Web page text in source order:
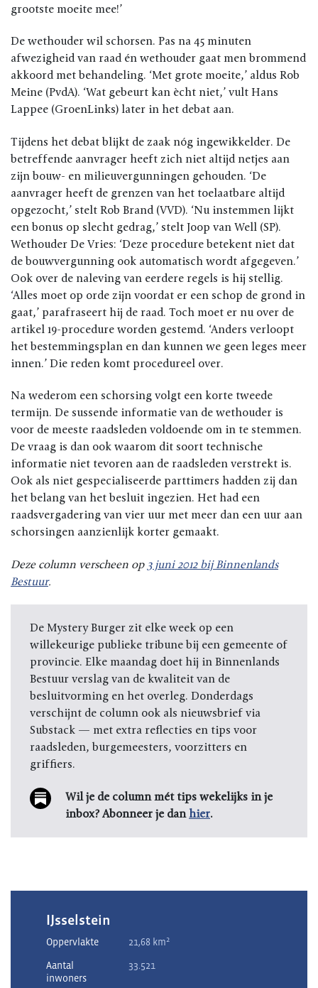
grootste moeite mee!’
De wethouder wil schorsen. Pas na 45 minuten
afwezigheid van raad én wethouder gaat men brommend
akkoord met behandeling. ‘Met grote moeite,’ aldus Rob
Meine (PvdA). ‘Wat gebeurt kan ècht niet,’ vult Hans
Lappee (GroenLinks) later in het debat aan.
Tijdens het debat blijkt de zaak nóg ingewikkelder. De
betreffende aanvrager heeft zich niet altijd netjes aan
zijn bouw- en milieuvergunningen gehouden. ‘De
aanvrager heeft de grenzen van het toelaatbare altijd
opgezocht,’ stelt Rob Brand (VVD). ‘Nu instemmen lijkt
een bonus op slecht gedrag,’ stelt Joop van Well (SP).
Wethouder De Vries: ‘Deze procedure betekent niet dat
de bouwvergunning ook automatisch wordt afgegeven.’
Ook over de naleving van eerdere regels is hij stellig.
‘Alles moet op orde zijn voordat er een schop de grond in
gaat,’ parafraseert hij de raad. Toch moet er nu over de
artikel 19-procedure worden gestemd. ‘Anders verloopt
het bestemmingsplan en dan kunnen we geen leges meer
innen.’ Die reden komt procedureel over.
Na wederom een schorsing volgt een korte tweede
termijn. De sussende informatie van de wethouder is
voor de meeste raadsleden voldoende om in te stemmen.
De vraag is dan ook waarom dit soort technische
informatie niet tevoren aan de raadsleden verstrekt is.
Ook als niet gespecialiseerde parttimers hadden zij dan
het belang van het besluit ingezien. Het had een
raadsvergadering van vier uur met meer dan een uur aan
schorsingen aanzienlijk korter gemaakt.
Deze column verscheen op 3 juni 2012 bij Binnenlands
Bestuur.
De Mystery Burger zit elke week op een
willekeurige publieke tribune bij een gemeente of
provincie. Elke maandag doet hij in Binnenlands
Bestuur verslag van de kwaliteit van de
besluitvorming en het overleg. Donderdags
verschijnt de column ook als nieuwsbrief via
Substack — met extra reflecties en tips voor
raadsleden, burgemeesters, voorzitters en
griffiers.
Wil je de column mét tips wekelijks in je
inbox? Abonneer je dan hier.
IJsselstein
Oppervlakte 21,68 km2
Aantal
inwoners
33.521